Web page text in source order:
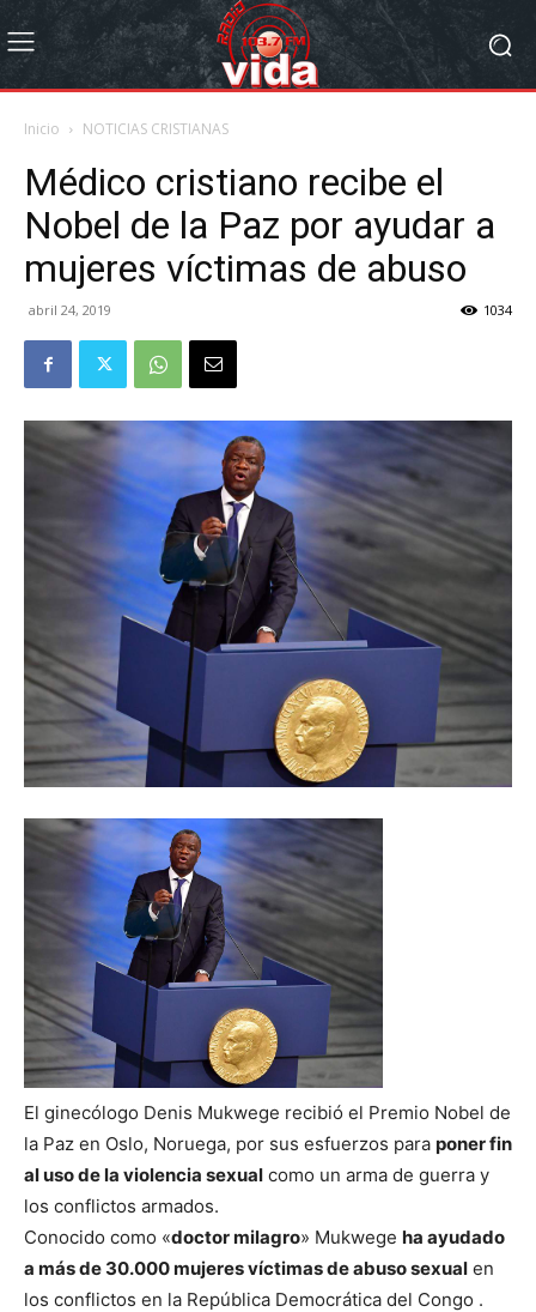
Inicio NOTICIAS CRISTIANAS
Médico cristiano recibe el
Nobel de la Paz por ayudar a
mujeres víctimas de abuso
abril 24, 2019 1034
El ginecólogo Denis Mukwege recibió el Premio Nobel de
la Paz en Oslo, Noruega, por sus esfuerzos para poner fin
al uso de la violencia sexual como un arma de guerra y
los conflictos armados.
Conocido como «doctor milagro» Mukwege ha ayudado
a más de 30.000 mujeres víctimas de abuso sexual en
los conflictos en la República Democrática del Congo .